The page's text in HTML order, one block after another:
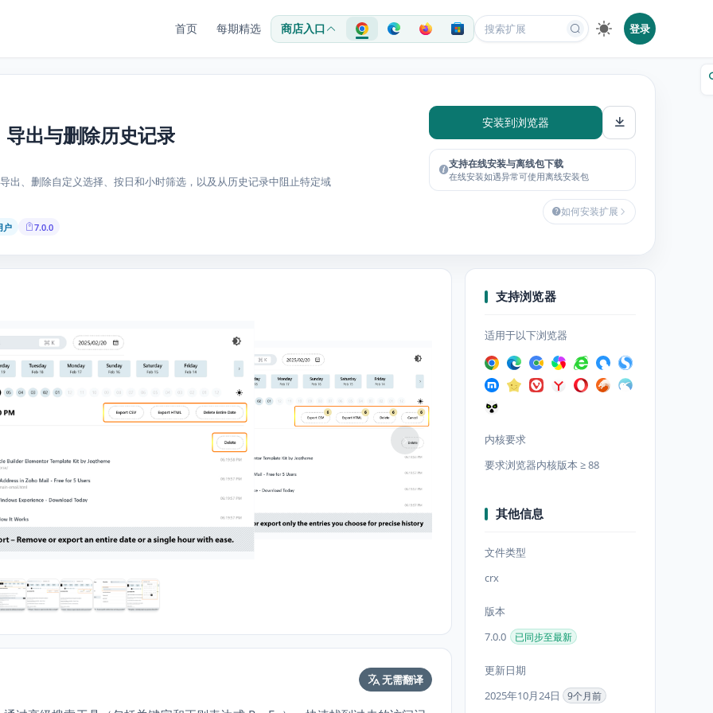
首页 每期精选 商店入口 登录
出与删除历史记录
出、删除自定义选择、按日和小时筛选，以及从历史记录中阻止特定域
户 7.0.0
安装到浏览器
支持在线安装与离线包下载
在线安装如遇异常可使用离线安装包
如何安装扩展
无需翻译
支持浏览器
适用于以下浏览器
内核要求
要求浏览器内核版本 ≥ 88
其他信息
文件类型
crx
版本
7.0.0
已同步至最新
更新日期
2025年10月24日
9个月前